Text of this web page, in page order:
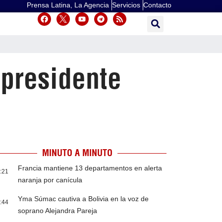
Prensa Latina, La Agencia Servicios Contacto
MINUTO A MINUTO
Francia mantiene 13 departamentos en alerta
naranja por canícula
Yma Súmac cautiva a Bolivia en la voz de
soprano Alejandra Pareja